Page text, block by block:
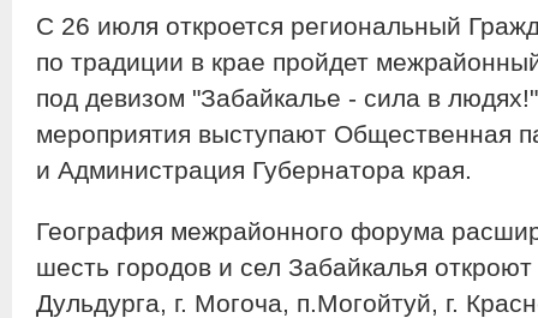
С 26 июля откроется региональный
по традиции в крае пройдет
под девизом "Забайкалье - сила в
мероприятия выступают Общественная
и Администрация Губернатора края.
География межрайонного форума
шесть городов и сел Забайкалья
Дульдурга, г. Могоча, п.Могойтуй, г.